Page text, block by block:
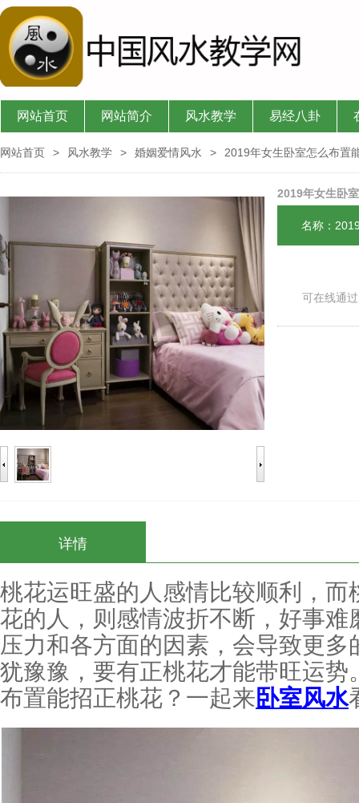
网站首页 网站简介 风水教学 易经八卦
网站首页 > 风水教学 > 婚姻爱情风水 > 2019年女生卧室怎么布置
2019年女生卧
名称：
可在线通
详情
桃花运旺盛的人感情比较顺利，而
花的人，则感情波折不断，好事难
压力和各方面的因素，会导致更
犹豫豫，要有正桃花才能带旺运势
布置能招正桃花？一起来卧室风水